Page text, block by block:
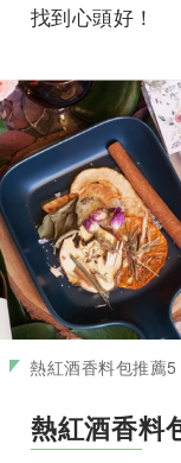
找到心頭好！
熱紅酒香料包推薦
熱紅酒香料